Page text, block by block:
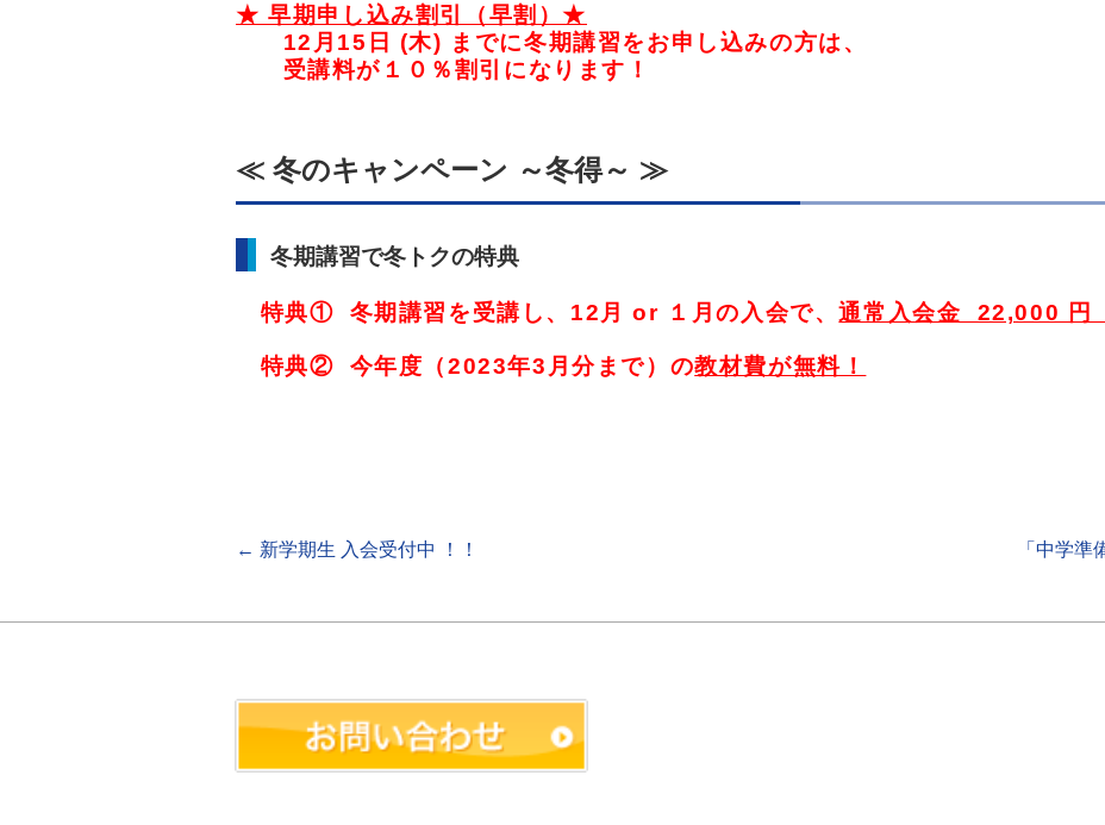
★ 早期申し込み割引（早割）★
12月15日 (木) までに冬期講習をお申し込みの方は、
受講料が１０％割引になります！
≪ 冬のキャンペーン ～冬得～ ≫
冬期講習で冬トクの特典
特典① 冬期講習を受講し、12月 or １月の入会で、通常入会金 22,000 円
特典② 今年度（2023年3月分まで）の教材費が無料！
← 新学期生 入会受付中 ！！ 「中学準